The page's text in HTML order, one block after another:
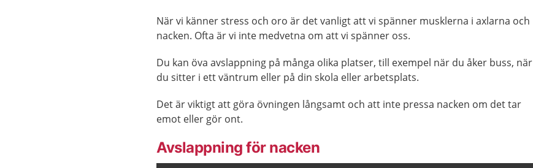
När vi känner stress och oro är det vanligt att vi spänner musklerna i axlarna och
nacken. Ofta är vi inte medvetna om att vi spänner oss.
Du kan öva avslappning på många olika platser, till exempel när du åker buss, när
du sitter i ett väntrum eller på din skola eller arbetsplats.
Det är viktigt att göra övningen långsamt och att inte pressa nacken om det tar
emot eller gör ont.
Avslappning för nacken